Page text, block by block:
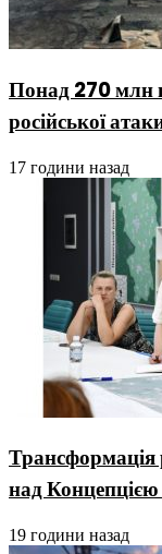
Понад 270 млн
російської
17 години назад
над Концепцією
19 години назад